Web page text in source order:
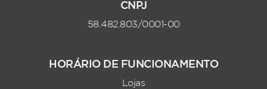
CNPJ
58.482.803/0001-00
HORÁRIO DE FUNCIONAMENTO
Lojas